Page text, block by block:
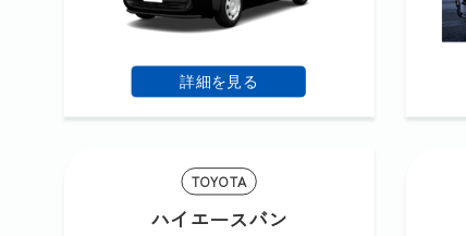
詳細を見る
TOYOTA
ハイエースバン